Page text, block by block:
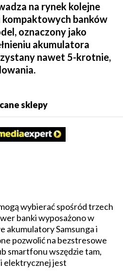
na rynek kolejne
banków
oznaczony jako
akumulatora
nawet 5-krotnie,
sklepy
wybierać spośród trzech
banki wyposażono w
akumulatory Samsunga i
pozwolić na bezstresowe
smartfonu wszędzie tam,
elektrycznej jest